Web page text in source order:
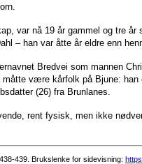
var nå 19 år gammel og tre
– han var åtte år eldre enn
Bredvei som mannen
være kårfolk på Bjune:
(26) fra Brunlanes.
rent fysisk, men ikke
439. Brukslenke for sidevisning: